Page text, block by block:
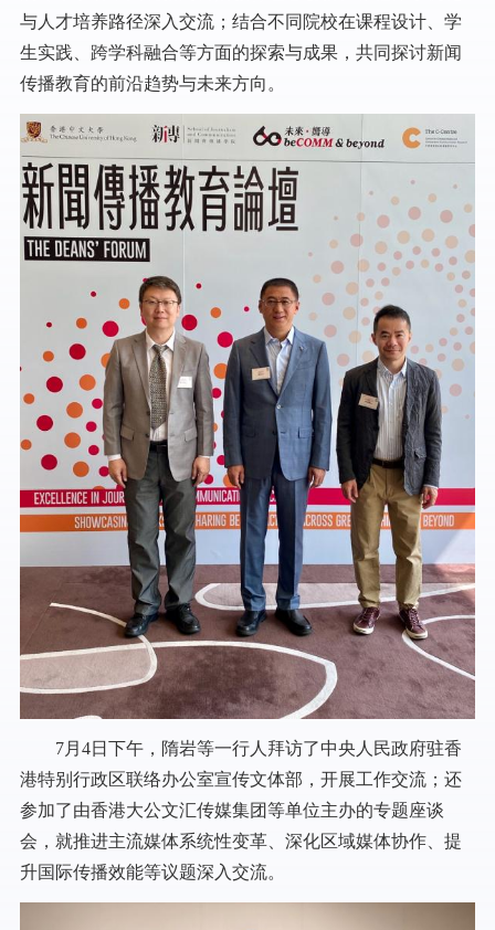
与人才培养路径深入交流；结合不同院校在课程设计、学
生实践、跨学科融合等方面的探索与成果，共同探讨新闻
传播教育的前沿趋势与未来方向。
7月4日下午，隋岩等一行人拜访了中央人民政府驻香
港特别行政区联络办公室宣传文体部，开展工作交流；还
参加了由香港大公文汇传媒集团等单位主办的专题座谈
会，就推进主流媒体系统性变革、深化区域媒体协作、提
升国际传播效能等议题深入交流。